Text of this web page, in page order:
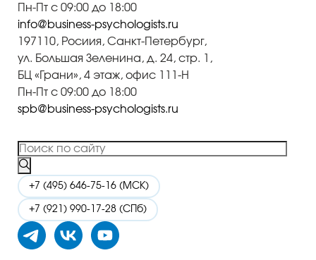
Пн-Пт с 09:00 до 18:00
info@business-psychologists.ru
197110, Росиия, Санкт-Петербург,
ул. Большая Зеленина, д. 24, стр. 1,
БЦ «Грани», 4 этаж, офис 111-Н
Пн-Пт с 09:00 до 18:00
spb@business-psychologists.ru
+7 (495) 646-75-16 (МСК)
+7 (921) 990-17-28 (СПб)